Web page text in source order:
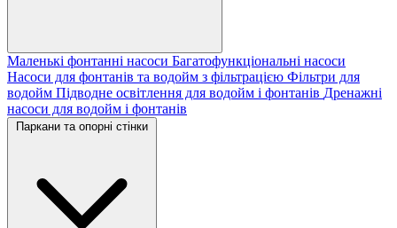
Маленькі фонтанні насоси Багатофункціональні насоси
Насоси для фонтанів та водойм з фільтрацією Фільтри для
водойм Підводне освітлення для водойм і фонтанів Дренажні
насоси для водойм і фонтанів
Паркани та опорні стінки